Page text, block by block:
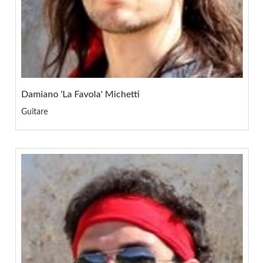
Damiano 'La Favola' Michetti
Guitare